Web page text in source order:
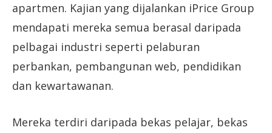
apartmen. Kajian yang dijalankan iPrice Group
mendapati mereka semua berasal daripada
pelbagai industri seperti pelaburan
perbankan, pembangunan web, pendidikan
dan kewartawanan.
Mereka terdiri daripada bekas pelajar, bekas